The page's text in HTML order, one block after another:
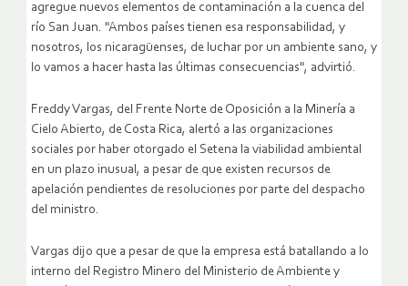
agregue nuevos elementos de contaminación a la cuenca del
río San Juan. "Ambos países tienen esa responsabilidad, y
nosotros, los nicaragüenses, de luchar por un ambiente sano, y
lo vamos a hacer hasta las últimas consecuencias", advirtió.
Freddy Vargas, del Frente Norte de Oposición a la Minería a
Cielo Abierto, de Costa Rica, alertó a las organizaciones
sociales por haber otorgado el Setena la viabilidad ambiental
en un plazo inusual, a pesar de que existen recursos de
apelación pendientes de resoluciones por parte del despacho
del ministro.
Vargas dijo que a pesar de que la empresa está batallando a lo
interno del Registro Minero del Ministerio de Ambiente y